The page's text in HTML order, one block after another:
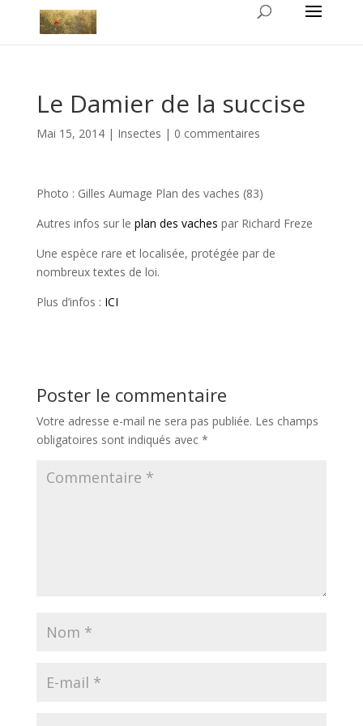
Le Damier de la succise
Mai 15, 2014| Insectes | 0 commentaires
Photo : Gilles Aumage Plan des vaches (83)
Autres infos sur le plan des vaches par Richard Freze
Une espèce rare et localisée, protégée par de
nombreux textes de loi.
Plus d’infos : ICI
Poster le commentaire
Votre adresse e-mail ne sera pas publiée. Les champs
obligatoires sont indiqués avec *